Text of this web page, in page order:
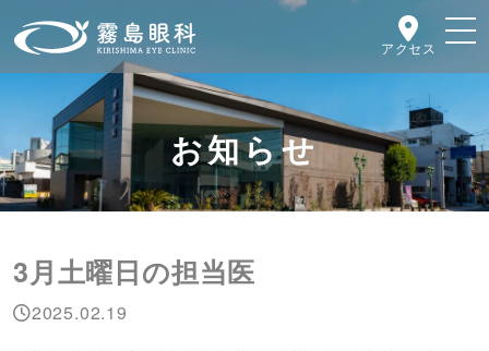
アクセス
お知らせ
3月土曜日の担当医
2025.02.19